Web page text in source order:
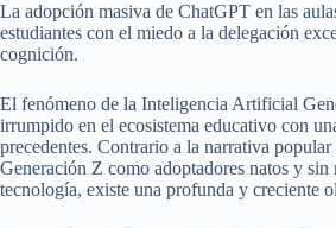
La adopción masiva de ChatGPT en las
estudiantes con el miedo a la delegación
cognición.
El fenómeno de la Inteligencia Artificial
irrumpido en el ecosistema educativo con
precedentes. Contrario a la narrativa popular
Generación Z como adoptadores natos y sin
tecnología, existe una profunda y creciente